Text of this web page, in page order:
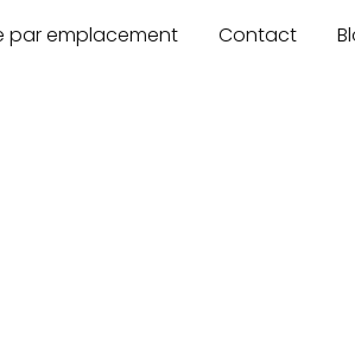
par emplacement Contact